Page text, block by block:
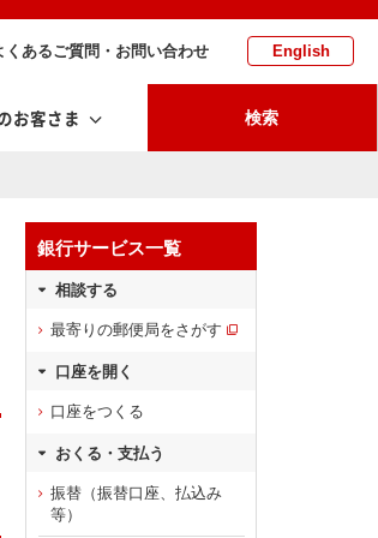
くあるご質問・お問い合わせ English
お客さま 検索
銀行サービス一覧
相談する
最寄りの郵便局をさがす
口座を開く
口座をつくる
おくる・支払う
振替（振替口座、払込み
等）